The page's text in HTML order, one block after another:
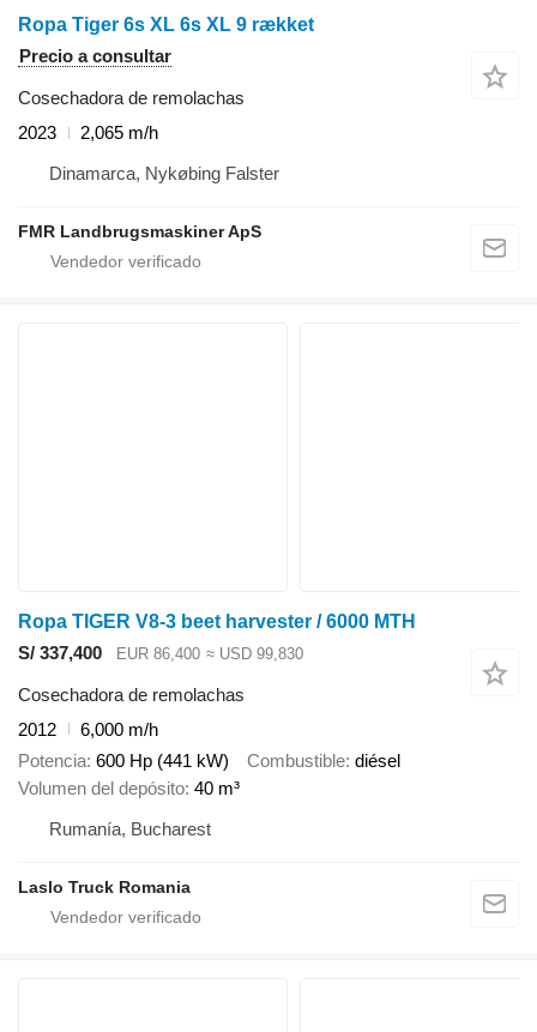
Ropa Tiger 6s XL 6s XL 9 rækket
Precio a consultar
Cosechadora de remolachas
2023
2,065 m/h
Dinamarca, Nykøbing Falster
FMR Landbrugsmaskiner ApS
Ropa TIGER V8-3 beet harvester / 6000 MTH
S/ 337,400
EUR 86,400 ≈ USD 99,830
Cosechadora de remolachas
2012
6,000 m/h
Potencia 600 Hp (441 kW) Combustible diésel
Volumen del depósito 40 m³
Rumanía, Bucharest
Laslo Truck Romania